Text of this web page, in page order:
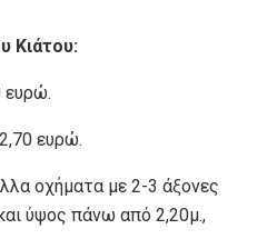
Κιάτου:
ευρώ.
ευρώ.
οχήματα με 2-3 άξονες
ύψος πάνω από 2,20μ.,